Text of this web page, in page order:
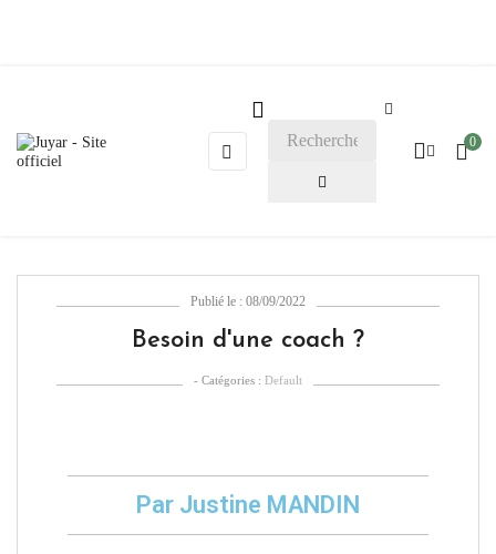
Basculer
la
☰

0
Publié le : 08/09/2022
Besoin d'une coach ?
- Catégories : Default
Par Justine MANDIN